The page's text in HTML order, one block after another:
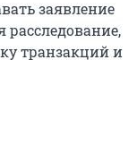
заявление
транзакций и